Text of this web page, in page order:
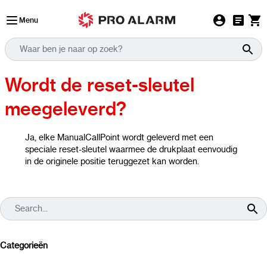
Menu
Wordt de reset-sleutel
meegeleverd?
Ja, elke ManualCallPoint wordt geleverd met een
speciale reset-sleutel waarmee de drukplaat eenvoudig
in de originele positie teruggezet kan worden.
Categorieën